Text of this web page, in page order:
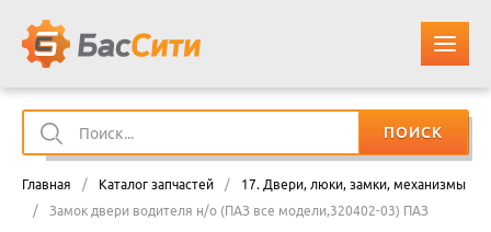
ПОИСК
Главная / Каталог запчастей /
17. Двери, люки, замки, механизмы
/
Замок двери водителя н/о (ПАЗ все модели,320402-03) ПАЗ
КАТАЛОГ ЗАПЧАСТЕЙ